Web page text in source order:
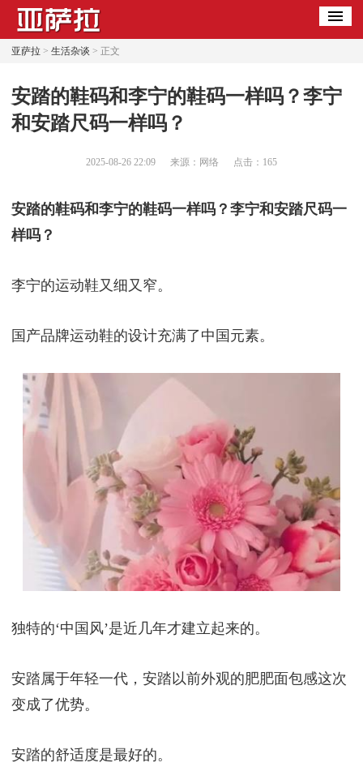
亚萨拉> 生活杂谈 > 正文
​安踏的鞋码和李宁的鞋码一样吗？李宁
和安踏尺码一样吗？
2025-08-26 22:09 来源：网络 点击： 165
安踏的鞋码和李宁的鞋码一样吗？李宁和安踏尺码一
样吗？
李宁的运动鞋又细又窄。
国产品牌运动鞋的设计充满了中国元素。
独特的‘中国风’是近几年才建立起来的。
安踏属于年轻一代，安踏以前外观的肥肥面包感这次
变成了优势。
安踏的舒适度是最好的。